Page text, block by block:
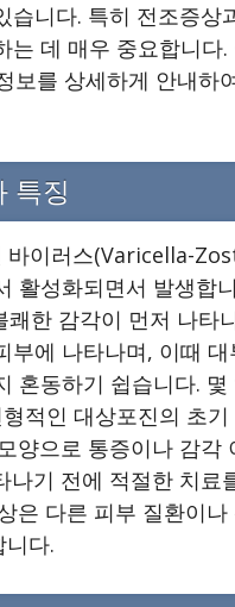
니다. 특히 전조증상
데 매우 중요합니다
보를 상세하게 안내하
특징
바이러스(Varicella-
활성화되면서 발생합
한 감각이 먼저 나타
에 나타나며, 이때
혼동하기 쉽습니다.
적인 대상포진의 초
양으로 통증이나 감각
기 전에 적절한 치료
은 다른 피부 질환이
다.